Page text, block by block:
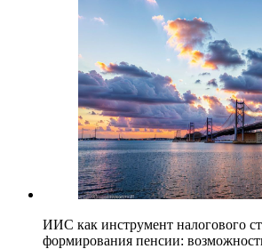
ИИС как инструмент налогового
формирования пенсии: